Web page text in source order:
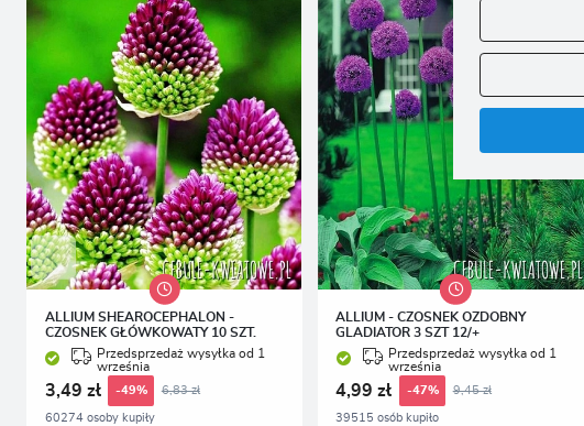
ALLIUM SHEAROCEPHALON -
CZOSNEK GŁÓWKOWATY 10 SZT.
Przedsprzedaż wysyłka od 1
września
3,49 zł -49% 6,83 zł
60274 osoby kupiły
ALLIUM - CZOSNEK OZDOBNY
GLADIATOR 3 SZT 12/+
Przedsprzedaż wysyłka od 1
września
4,99 zł -47% 9,45 zł
39515 osób kupiło
funkcjonalne i
Cookies
internetowej,
nam na ocenę
użytkowników.
Reklamowe
Dzięki reklamowym
stronach naszych
Promocyjne pliki
Twoich upodobań
promocyjne mogą
partnerami oraz
prezentujących
Więcej